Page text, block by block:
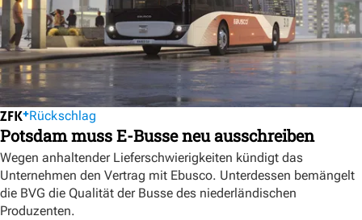
Rückschlag
Potsdam muss E-Busse neu ausschreiben
Wegen anhaltender Lieferschwierigkeiten kündigt das
Unternehmen den Vertrag mit Ebusco. Unterdessen bemängelt
die BVG die Qualität der Busse des niederländischen
Produzenten.